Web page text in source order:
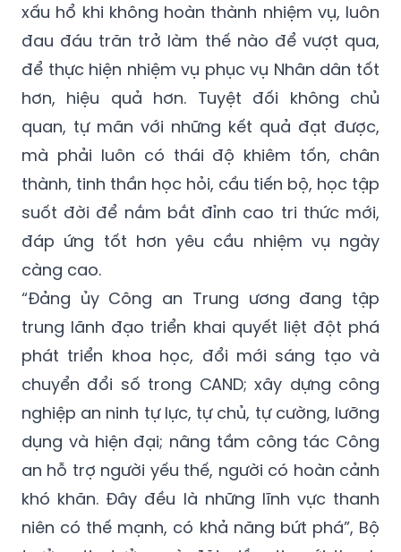
xấu hổ khi không hoàn thành nhiệm vụ, luôn
đau đáu trăn trở làm thế nào để vượt qua,
để thực hiện nhiệm vụ phục vụ Nhân dân tốt
hơn, hiệu quả hơn. Tuyệt đối không chủ
quan, tự mãn với những kết quả đạt được,
mà phải luôn có thái độ khiêm tốn, chân
thành, tinh thần học hỏi, cầu tiến bộ, học tập
suốt đời để nắm bắt đỉnh cao tri thức mới,
đáp ứng tốt hơn yêu cầu nhiệm vụ ngày
càng cao.
“Đảng ủy Công an Trung ương đang tập
trung lãnh đạo triển khai quyết liệt đột phá
phát triển khoa học, đổi mới sáng tạo và
chuyển đổi số trong CAND; xây dựng công
nghiệp an ninh tự lực, tự chủ, tự cường, lưỡng
dụng và hiện đại; nâng tầm công tác Công
an hỗ trợ người yếu thế, người có hoàn cảnh
khó khăn. Đây đều là những lĩnh vực thanh
niên có thế mạnh, có khả năng bứt phá”, Bộ